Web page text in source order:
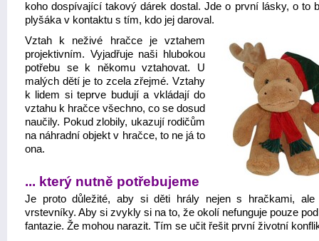
koho dospívající takový dárek dostal. Jde o první lásky, o to
plyšáka v kontaktu s tím, kdo jej daroval.
Vztah k neživé hračce je vztahem
projektivním. Vyjadřuje naši hlubokou
potřebu se k někomu vztahovat. U
malých dětí je to zcela zřejmé. Vztahy
k lidem si teprve budují a vkládají do
vztahu k hračce všechno, co se dosud
naučily. Pokud zlobily, ukazují rodičům
na náhradní objekt v hračce, to ne já to
ona.
... který nutně potřebujeme
Je proto důležité, aby si děti hrály nejen s hračkami,
vrstevníky. Aby si zvykly si na to, že okolí nefunguje pouze
fantazie. Že mohou narazit. Tím se učit řešit první životní